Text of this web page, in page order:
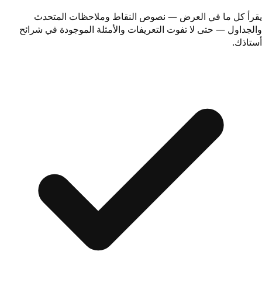
يقرأ كل ما في العرض — نصوص النقاط وملاحظات المتحدث
والجداول — حتى لا تفوت التعريفات والأمثلة الموجودة في شرائح
أستاذك.